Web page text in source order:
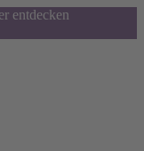
entdecken